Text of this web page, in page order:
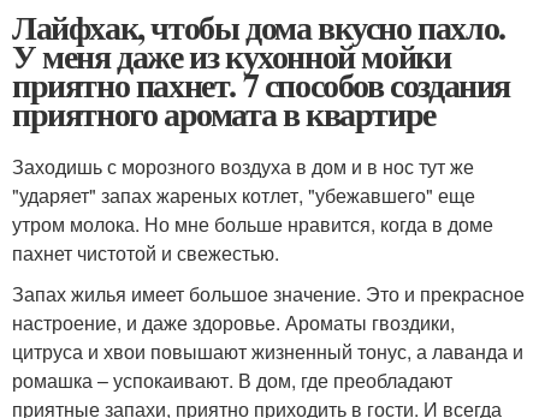
Лайфхак, чтобы дома вкусно пахло.
У меня даже из кухонной мойки
приятно пахнет. 7 способов создания
приятного аромата в квартире
Заходишь с морозного воздуха в дом и в нос тут же
"ударяет" запах жареных котлет, "убежавшего" еще
утром молока. Но мне больше нравится, когда в доме
пахнет чистотой и свежестью.
Запах жилья имеет большое значение. Это и прекрасное
настроение, и даже здоровье. Ароматы гвоздики,
цитруса и хвои повышают жизненный тонус, а лаванда и
ромашка – успокаивают. В дом, где преобладают
приятные запахи, приятно приходить в гости. И всегда